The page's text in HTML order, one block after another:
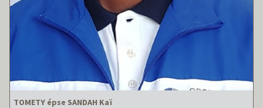
TOMETY épse SANDAH Kaï